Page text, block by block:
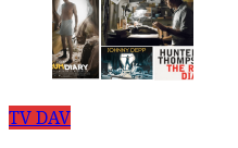
TV DAV